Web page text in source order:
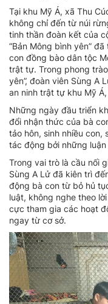
Tại khu Mỹ Á, xã Thu
không chỉ đến từ núi
tinh thần đoàn kết của
“Bản Mông bình yên”
con đồng bào dân tộc
trật tự. Trong phong
yên”, đoàn viên Sùng A
an ninh trật tự khu Mỹ
Những ngày đầu triển
đổi nhận thức của bà
tảo hôn, sinh nhiều
tác động bởi những
Trong vai trò là cầu nối
Sùng A Lử đã kiên trì
động bà con từ bỏ hủ
luật, không nghe theo
cực tham gia các hoạt
ngay từ cơ sở.